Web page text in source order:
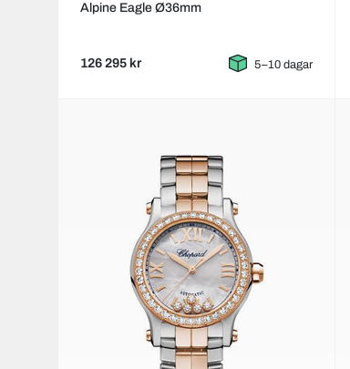
Alpine Eagle Ø36mm
126 295 kr 5–10 dagar